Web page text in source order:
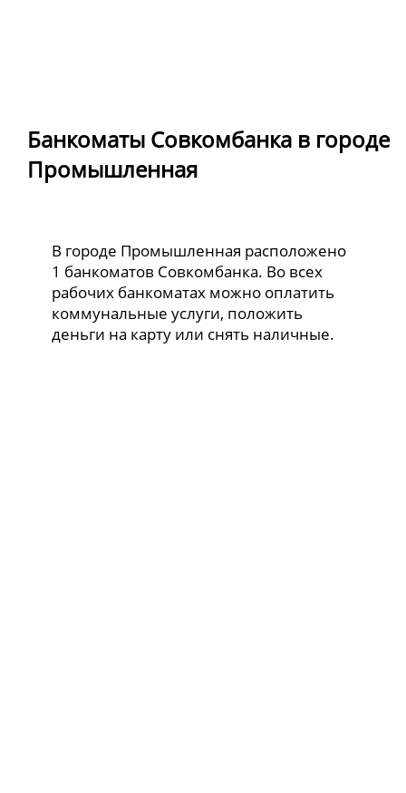
Банкоматы Совкомбанка в городе
Промышленная
В городе Промышленная расположено
1 банкоматов Совкомбанка. Во всех
рабочих банкоматах можно оплатить
коммунальные услуги, положить
деньги на карту или снять наличные.